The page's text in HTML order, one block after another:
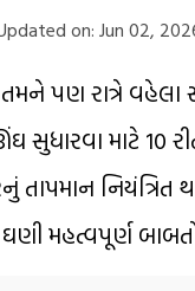
on: Jun 02,
પણ રાત્રે વહેલા
સુધારવા માટે 10
તાપમાન
મહત્વપૂર્ણ